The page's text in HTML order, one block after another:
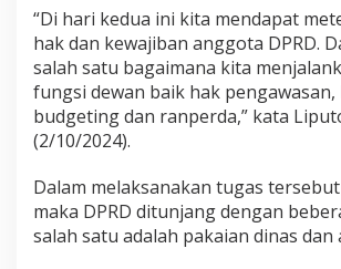
“Di hari kedua ini kita mendapat
hak dan kewajiban anggota DPRD.
salah satu bagaimana kita
fungsi dewan baik hak pengawasan,
budgeting dan ranperda,” kata
(2/10/2024).
Dalam melaksanakan tugas
maka DPRD ditunjang dengan
salah satu adalah pakaian dinas dan